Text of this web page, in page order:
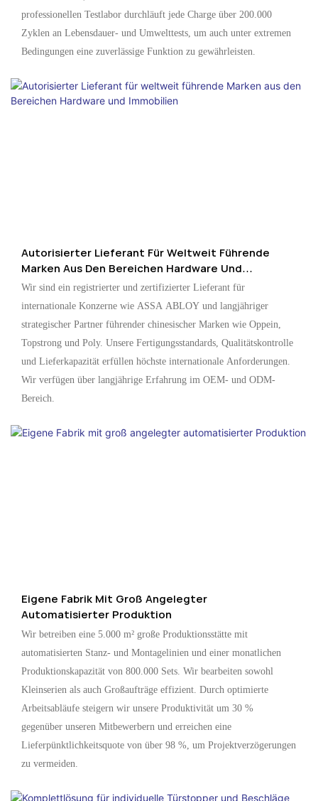
professionellen Testlabor durchläuft jede Charge über 200.000
Zyklen an Lebensdauer- und Umwelttests, um auch unter extremen
Bedingungen eine zuverlässige Funktion zu gewährleisten.
Autorisierter Lieferant Für Weltweit Führende
Marken Aus Den Bereichen Hardware Und
Immobilien
Wir sind ein registrierter und zertifizierter Lieferant für
internationale Konzerne wie ASSA ABLOY und langjähriger
strategischer Partner führender chinesischer Marken wie Oppein,
Topstrong und Poly. Unsere Fertigungsstandards, Qualitätskontrolle
und Lieferkapazität erfüllen höchste internationale Anforderungen.
Wir verfügen über langjährige Erfahrung im OEM- und ODM-
Bereich.
Eigene Fabrik Mit Groß Angelegter
Automatisierter Produktion
Wir betreiben eine 5.000 m² große Produktionsstätte mit
automatisierten Stanz- und Montagelinien und einer monatlichen
Produktionskapazität von 800.000 Sets. Wir bearbeiten sowohl
Kleinserien als auch Großaufträge effizient. Durch optimierte
Arbeitsabläufe steigern wir unsere Produktivität um 30 %
gegenüber unseren Mitbewerbern und erreichen eine
Lieferpünktlichkeitsquote von über 98 %, um Projektverzögerungen
zu vermeiden.